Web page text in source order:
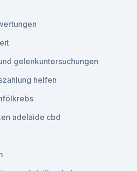
gelenkuntersuchungen
helfen
adelaide cbd